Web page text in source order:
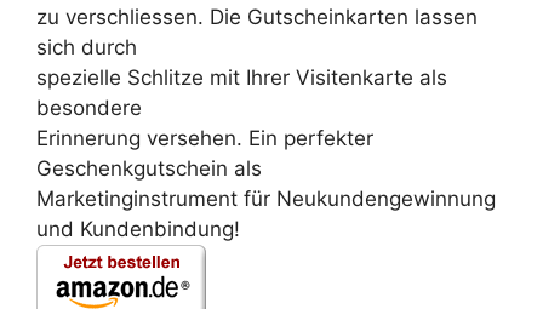
zu verschliessen. Die Gutscheinkarten lassen
sich durch
spezielle Schlitze mit Ihrer Visitenkarte als
besondere
Erinnerung versehen. Ein perfekter
Geschenkgutschein als
Marketinginstrument für Neukundengewinnung
und Kundenbindung!